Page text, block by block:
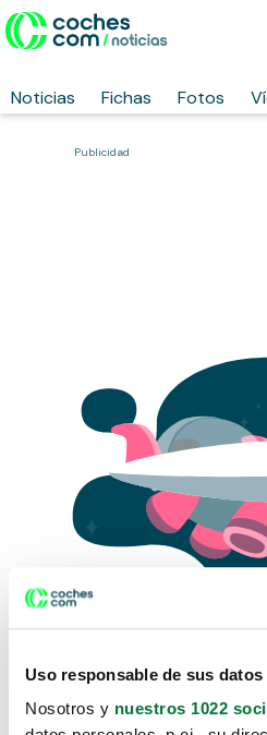
Uso responsable de sus datos
Nosotros y nuestros 1022
Noticias Fichas Fotos
Publicidad